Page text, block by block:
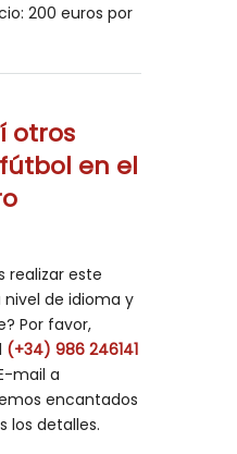
200 euros por
otros
en el
realizar este
de idioma y
Por favor,
(+34) 986 246141
mail a
encantados
los detalles.